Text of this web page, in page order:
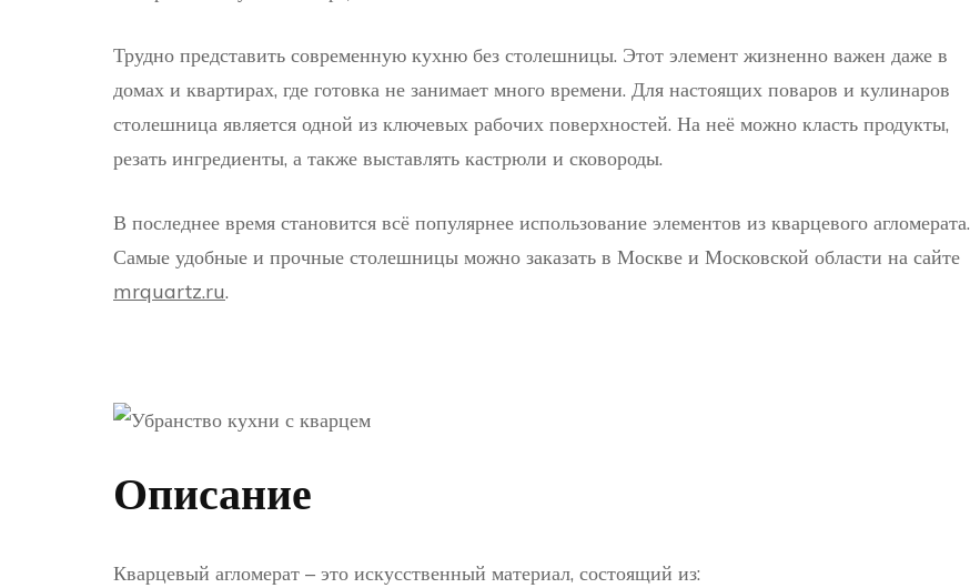
Трудно представить современную кухню без столешницы. Этот элемент жизненно важен даже в
домах и квартирах, где готовка не занимает много времени. Для настоящих поваров и кулинаров
столешница является одной из ключевых рабочих поверхностей. На неё можно класть продукты,
резать ингредиенты, а также выставлять кастрюли и сковороды.
В последнее время становится всё популярнее использование элементов из кварцевого агломерата.
Самые удобные и прочные столешницы можно заказать в Москве и Московской области на сайте
mrquartz.ru.
Описание
Кварцевый агломерат – это искусственный материал, состоящий из: